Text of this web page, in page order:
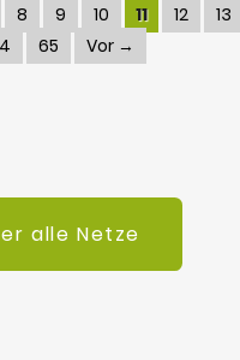
8 9 10 11 12
13
65 Vor →
alle Netze